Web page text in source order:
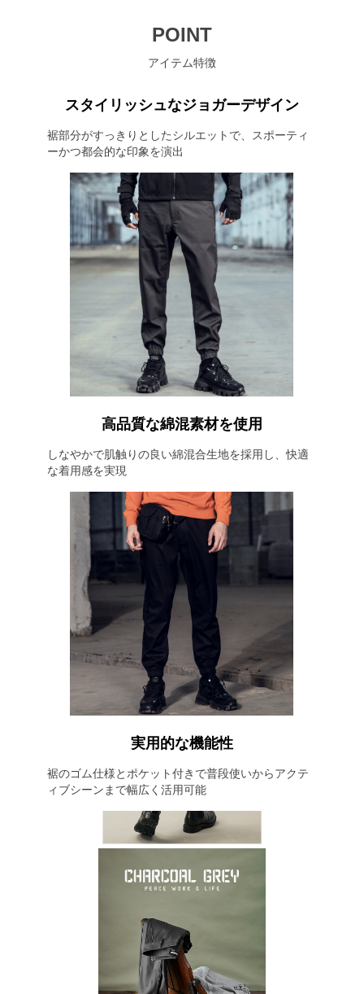
POINT
アイテム特徴
スタイリッシュなジョガーデザイン
裾部分がすっきりとしたシルエットで、スポーティ
ーかつ都会的な印象を演出
高品質な綿混素材を使用
しなやかで肌触りの良い綿混合生地を採用し、快適
な着用感を実現
実用的な機能性
裾のゴム仕様とポケット付きで普段使いからアクテ
ィブシーンまで幅広く活用可能